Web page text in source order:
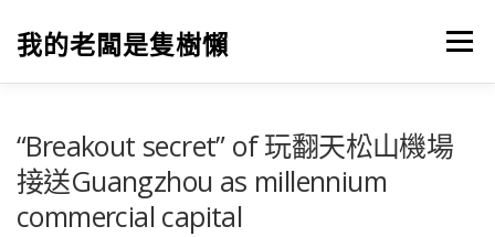
我的老闆是隻樹懶 選單
“Breakout secret” of 玩翻天松山機場
接送Guangzhou as millennium
commercial capital